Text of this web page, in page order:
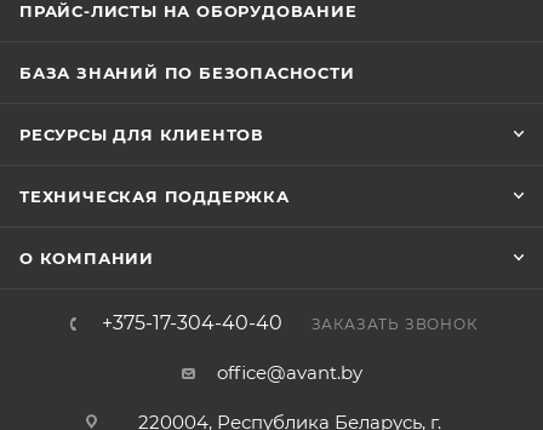
ПРАЙС-ЛИСТЫ НА ОБОРУДОВАНИЕ
БАЗА ЗНАНИЙ ПО БЕЗОПАСНОСТИ
РЕСУРСЫ ДЛЯ КЛИЕНТОВ
ТЕХНИЧЕСКАЯ ПОДДЕРЖКА
О КОМПАНИИ
+375-17-304-40-40 ЗАКАЗАТЬ ЗВОНОК
office@avant.by
220004, Республика Беларусь, г.